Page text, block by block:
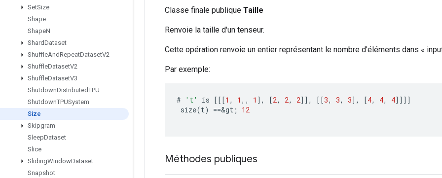
SetSize
Shape
ShapeN
ShardDataset
ShuffleAndRepeatDatasetV2
ShuffleDatasetV2
ShuffleDatasetV3
ShutdownDistributedTPU
ShutdownTPUSystem
Size
Skipgram
SleepDataset
Slice
SlidingWindowDataset
Snapshot
Classe finale publique Taille
Renvoie la taille d'un tenseur.
Cette opération renvoie un entier représentant le nombre d'éléments dans «
Par exemple:
# 't' is [[[1 , 1 ,, 1 ] , [2, 2, 2]] , [[3, 3, 3] , [4, 4, 4]]]]
size(t) ==&gt ; 12
Méthodes publiques